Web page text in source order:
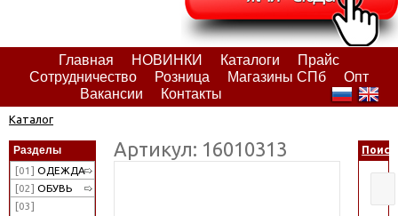
Главная НОВИНКИ Каталоги
Прайс
Сотрудничество
Розница Магазины СПб
Опт
Вакансии
Контакты
Каталог
Разделы
[01] ОДЕЖДА
[02] ОБУВЬ
[03]
Артикул: 16010313 Поиск